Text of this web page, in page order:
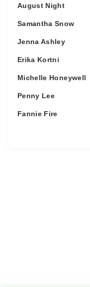
August Night
Samantha Snow
Jenna Ashley
Erika Kortni
Michelle Honeywell
Penny Lee
Fannie Fire